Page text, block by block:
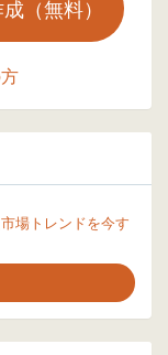
（無料）
場トレンドを今す